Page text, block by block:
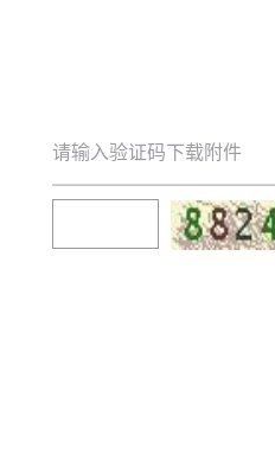
请输入验证码下载附件